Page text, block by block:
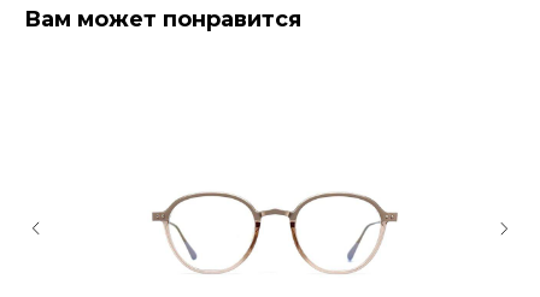
Вам может понравится